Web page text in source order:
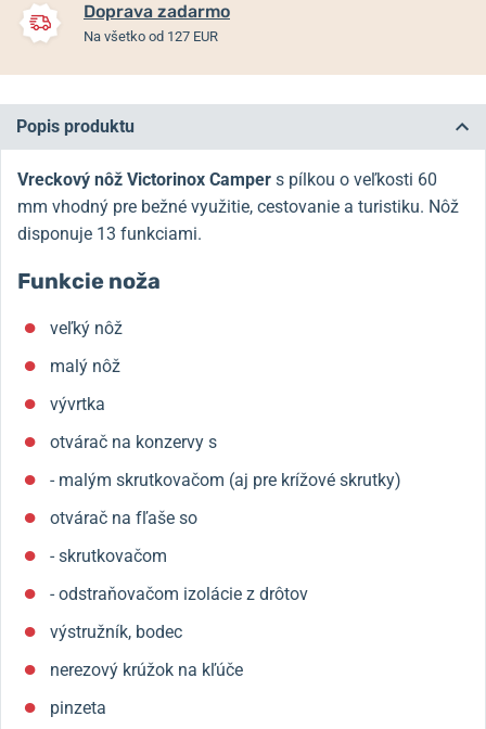
Doprava zadarmo
Na všetko od 127 EUR
Popis produktu
Vreckový nôž Victorinox Camper s pílkou o veľkosti 60
mm vhodný pre bežné využitie, cestovanie a turistiku. Nôž
disponuje 13 funkciami.
Funkcie noža
veľký nôž
malý nôž
vývrtka
otvárač na konzervy s
- malým skrutkovačom (aj pre krížové skrutky)
otvárač na fľaše so
- skrutkovačom
- odstraňovačom izolácie z drôtov
výstružník, bodec
nerezový krúžok na kľúče
pinzeta